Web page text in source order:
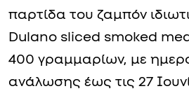
παρτίδα του ζαμπόν
Dulano sliced smoked
400 γραμμαρίων, με
ανάλωσης έως τις 27